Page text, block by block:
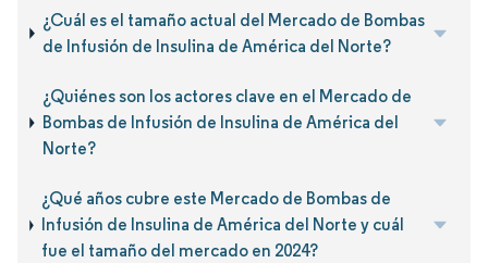
¿Cuál es el tamaño actual del Mercado de Bombas
de Infusión de Insulina de América del Norte?
¿Quiénes son los actores clave en el Mercado de
Bombas de Infusión de Insulina de América del
Norte?
¿Qué años cubre este Mercado de Bombas de
Infusión de Insulina de América del Norte y cuál
fue el tamaño del mercado en 2024?